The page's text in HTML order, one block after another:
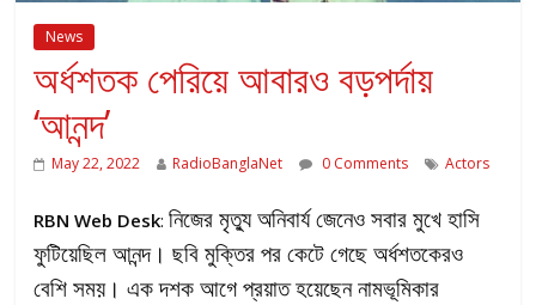
News
অর্ধশতক পেরিয়ে আবারও বড়পর্দায়
‘আনন্দ’
May 22, 2022 RadioBanglaNet 0 Comments Actors
RBN Web Desk:নিজের মৃত্যু অনিবার্য জেনেও সবার মুখে হাসি
ফুটিয়েছিল আনন্দ। ছবি মুক্তির পর কেটে গেছে অর্ধশতকেরও
বেশি সময়। এক দশক আগে প্রয়াত হয়েছেন নামভূমিকার